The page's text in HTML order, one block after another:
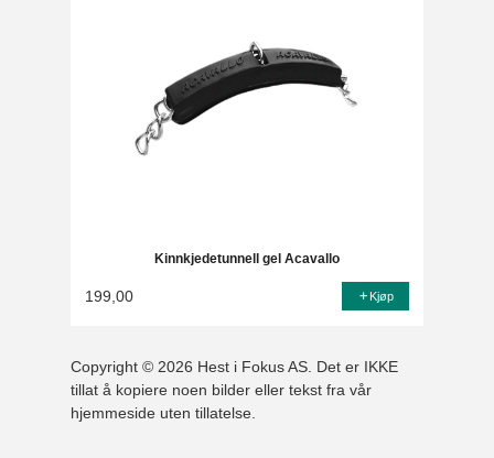
Kinnkjedetunnell gel Acavallo
199,00 Kjøp
Copyright © 2026 Hest i Fokus AS. Det er IKKE
tillat å kopiere noen bilder eller tekst fra vår
hjemmeside uten tillatelse.